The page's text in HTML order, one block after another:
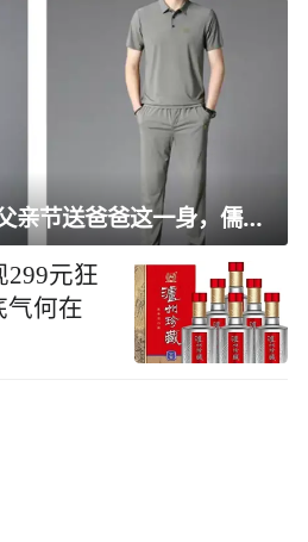
百元出头买一套！父亲节送爸爸这一身，儒雅有型还凉爽
299元狂
气何在